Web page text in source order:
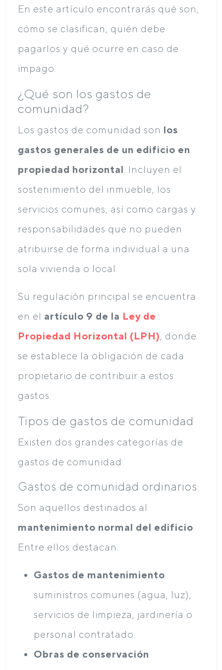
En este artículo encontrarás qué son,
cómo se clasifican, quién debe
pagarlos y qué ocurre en caso de
impago.
¿Qué son los gastos de
comunidad?
Los gastos de comunidad son los
gastos generales de un edificio en
propiedad horizontal . Incluyen el
sostenimiento del inmueble, los
servicios comunes, así como cargas y
responsabilidades que no pueden
atribuirse de forma individual a una
sola vivienda o local.
Su regulación principal se encuentra
en el artículo 9 de la Ley de
Propiedad Horizontal (LPH) , donde
se establece la obligación de cada
propietario de contribuir a estos
gastos.
Tipos de gastos de comunidad
Existen dos grandes categorías de
gastos de comunidad:
Gastos de comunidad ordinarios
Son aquellos destinados al
mantenimiento normal del edificio
Entre ellos destacan:
Gastos de mantenimiento:
suministros comunes (agua, luz),
servicios de limpieza, jardinería o
personal contratado.
Obras de conservación